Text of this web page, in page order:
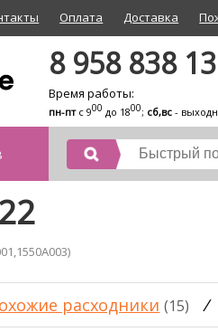
Оплата Доставка
8 958 838
Время работы:
пн-птс 900 до 1800; сб,вс -
расходники (15) /